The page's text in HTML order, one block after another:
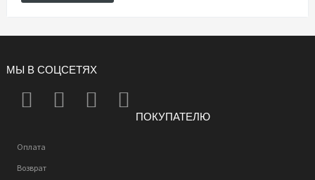
МЫ В СОЦСЕТЯХ
ПОКУПАТЕЛЮ
Оплата
Возврат